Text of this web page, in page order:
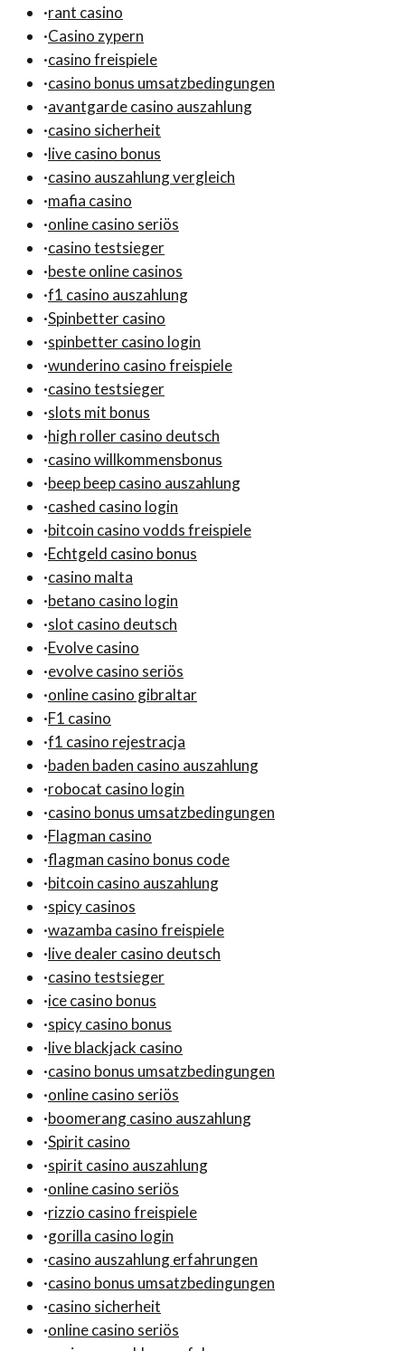
·rant casino
·Casino zypern
·casino freispiele
·casino bonus umsatzbedingungen
·avantgarde casino auszahlung
·casino sicherheit
·live casino bonus
·casino auszahlung vergleich
·mafia casino
·online casino seriös
·casino testsieger
·beste online casinos
·f1 casino auszahlung
·Spinbetter casino
·spinbetter casino login
·wunderino casino freispiele
·casino testsieger
·slots mit bonus
·high roller casino deutsch
·casino willkommensbonus
·beep beep casino auszahlung
·cashed casino login
·bitcoin casino vodds freispiele
·Echtgeld casino bonus
·casino malta
·betano casino login
·slot casino deutsch
·Evolve casino
·evolve casino seriös
·online casino gibraltar
·F1 casino
·f1 casino rejestracja
·baden baden casino auszahlung
·robocat casino login
·casino bonus umsatzbedingungen
·Flagman casino
·flagman casino bonus code
·bitcoin casino auszahlung
·spicy casinos
·wazamba casino freispiele
·live dealer casino deutsch
·casino testsieger
·ice casino bonus
·spicy casino bonus
·live blackjack casino
·casino bonus umsatzbedingungen
·online casino seriös
·boomerang casino auszahlung
·Spirit casino
·spirit casino auszahlung
·online casino seriös
·rizzio casino freispiele
·gorilla casino login
·casino auszahlung erfahrungen
·casino bonus umsatzbedingungen
·casino sicherheit
·online casino seriös